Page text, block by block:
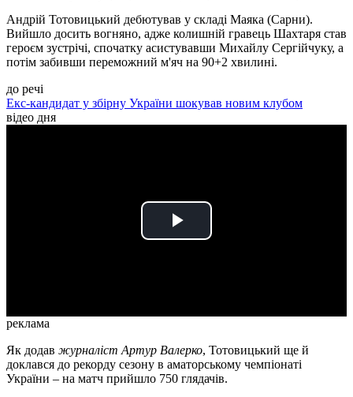
Андрій Тотовицький дебютував у складі Маяка (Сарни).
Вийшло досить вогняно, адже колишній гравець Шахтаря став
героєм зустрічі, спочатку асистувавши Михайлу Сергійчуку, а
потім забивши переможний м'яч на 90+2 хвилині.
до речі
Екс-кандидат у збірну України шокував новим клубом
відео дня
Play
реклама
Як додав журналіст Артур Валерко, Тотовицький ще й
доклався до рекорду сезону в аматорському чемпіонаті
України – на матч прийшло 750 глядачів.